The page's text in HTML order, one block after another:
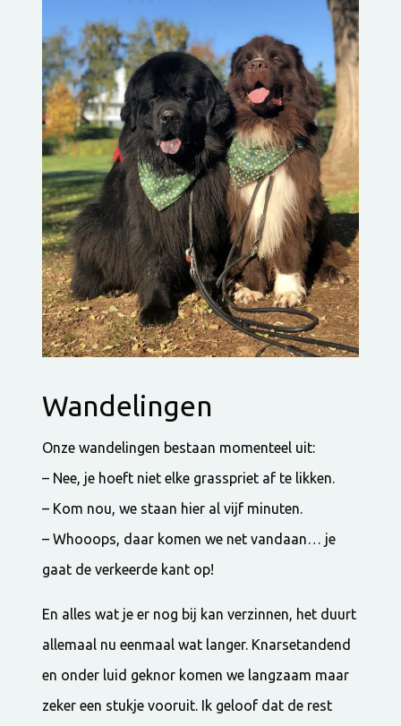
Wandelingen
Onze wandelingen bestaan momenteel uit:
– Nee, je hoeft niet elke grasspriet af te likken.
– Kom nou, we staan hier al vijf minuten.
– Whooops, daar komen we net vandaan… je
gaat de verkeerde kant op!
En alles wat je er nog bij kan verzinnen, het duurt
allemaal nu eenmaal wat langer. Knarsetandend
en onder luid geknor komen we langzaam maar
zeker een stukje vooruit. Ik geloof dat de rest